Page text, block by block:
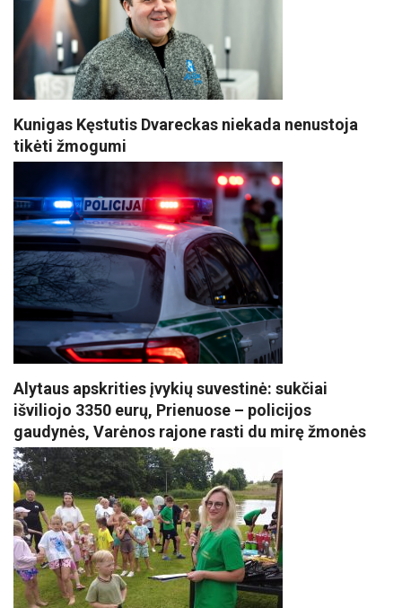
Kunigas Kęstutis Dvareckas niekada nenustoja
tikėti žmogumi
Alytaus apskrities įvykių suvestinė: sukčiai
išviliojo 3350 eurų, Prienuose – policijos
gaudynės, Varėnos rajone rasti du mirę žmonės